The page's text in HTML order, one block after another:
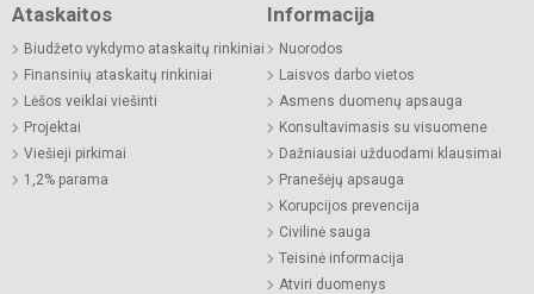
Ataskaitos
Biudžeto vykdymo ataskaitų rinkiniai
Finansinių ataskaitų rinkiniai
Lėšos veiklai viešinti
Projektai
Viešieji pirkimai
1,2% parama
Informacija
Nuorodos
Laisvos darbo vietos
Asmens duomenų apsauga
Konsultavimasis su visuomene
Dažniausiai užduodami klausimai
Pranešėjų apsauga
Korupcijos prevencija
Civilinė sauga
Teisinė informacija
Atviri duomenys